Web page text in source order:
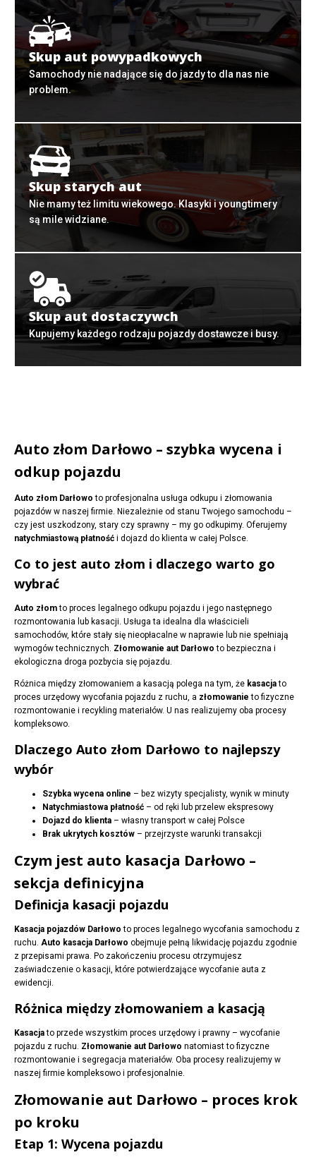
Skup aut powypadkowych
Samochody nie nadające się do jazdy to dla nas nie
problem.
Skup starych aut
Nie mamy też limitu wiekowego. Klasyki i youngtimery
są mile widziane.
Skup aut dostaczywch
Kupujemy każdego rodzaju pojazdy dostawcze i busy.
Auto złom Darłowo – szybka wycena i
odkup pojazdu
Auto złom Darłowo to profesjonalna usługa odkupu i złomowania
pojazdów w naszej firmie. Niezależnie od stanu Twojego samochodu –
czy jest uszkodzony, stary czy sprawny – my go odkupimy. Oferujemy
natychmiastową płatność i dojazd do klienta w całej Polsce.
Co to jest auto złom i dlaczego warto go
wybrać
Auto złomto proces legalnego odkupu pojazdu i jego następnego
rozmontowania lub kasacji. Usługa ta idealna dla właścicieli
samochodów, które stały się nieopłacalne w naprawie lub nie spełniają
wymogów technicznych. Złomowanie aut Darłowo to bezpieczna i
ekologiczna droga pozbycia się pojazdu.
Różnica między złomowaniem a kasacją polega na tym, że kasacjato
proces urzędowy wycofania pojazdu z ruchu, a złomowanie to fizyczne
rozmontowanie i recykling materiałów. U nas realizujemy oba procesy
kompleksowo.
Dlaczego Auto złom Darłowo to najlepszy
wybór
Szybka wycena online – bez wizyty specjalisty, wynik w minuty
Natychmiastowa płatność – od ręki lub przelew ekspresowy
Dojazd do klienta – własny transport w całej Polsce
Brak ukrytych kosztów – przejrzyste warunki transakcji
Czym jest auto kasacja Darłowo –
sekcja definicyjna
Definicja kasacji pojazdu
Kasacja pojazdów Darłowo to proces legalnego wycofania samochodu z
ruchu. Auto kasacja Darłowo obejmuje pełną likwidację pojazdu zgodnie
z przepisami prawa. Po zakończeniu procesu otrzymujesz
zaświadczenie o kasacji, które potwierdzające wycofanie auta z
ewidencji.
Różnica między złomowaniem a kasacją
Kasacjato przede wszystkim proces urzędowy i prawny – wycofanie
pojazdu z ruchu. Złomowanie aut Darłowo natomiast to fizyczne
rozmontowanie i segregacja materiałów. Oba procesy realizujemy w
naszej firmie kompleksowo i profesjonalnie.
Złomowanie aut Darłowo – proces krok
po kroku
Etap 1: Wycena pojazdu